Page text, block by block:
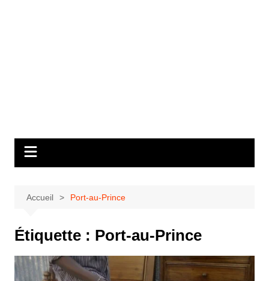
Accueil Port-au-Prince
Étiquette : Port-au-Prince